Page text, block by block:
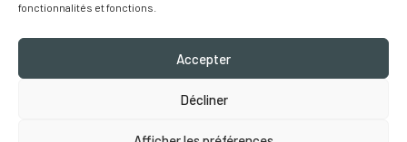
fonctionnalités et fonctions.
Accepter
Décliner